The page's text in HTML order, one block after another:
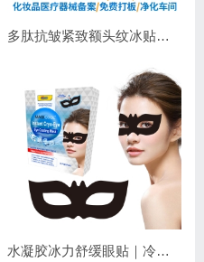
多肽抗皱紧致额头纹冰贴｜淡化抬头纹紧致显年轻
水凝胶冰力舒缓眼贴｜冷敷降温，长效保湿，焕亮双眼